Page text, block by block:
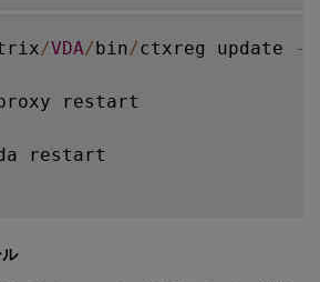
/VDA/bin/ctxreg update -
restart
restart